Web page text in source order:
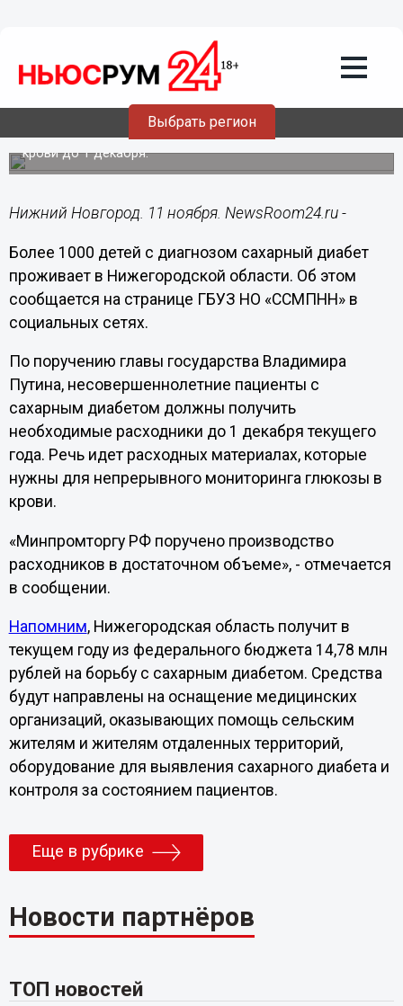
Выбрать регион
11.11.202306:30
Свыше 1000 детей с диабетом
проживает в Нижегородской области
Их обеспечат расходниками для мониторинга глюкозы в
крови до 1 декабря.
Нижний Новгород. 11 ноября. NewsRoom24.ru -
Более 1000 детей с диагнозом сахарный диабет
проживает в Нижегородской области. Об этом
сообщается на странице ГБУЗ НО «ССМПНН» в
социальных сетях.
По поручению главы государства Владимира
Путина, несовершеннолетние пациенты с
сахарным диабетом должны получить
необходимые расходники до 1 декабря текущего
года. Речь идет расходных материалах, которые
нужны для непрерывного мониторинга глюкозы в
крови.
«Минпромторгу РФ поручено производство
расходников в достаточном объеме», - отмечается
в сообщении.
Напомним, Нижегородская область получит в
текущем году из федерального бюджета 14,78 млн
рублей на борьбу с сахарным диабетом. Средства
будут направлены на оснащение медицинских
организаций, оказывающих помощь сельским
жителям и жителям отдаленных территорий,
оборудование для выявления сахарного диабета и
контроля за состоянием пациентов.
Еще в рубрике
Новости партнёров
ТОП новостей